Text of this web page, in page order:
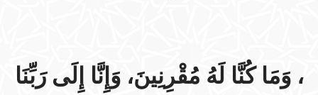
،وَمَا كُنَّا لَهُ مُقْرِنِينَ، وَإِنَّا إِلَى رَبِّنَا